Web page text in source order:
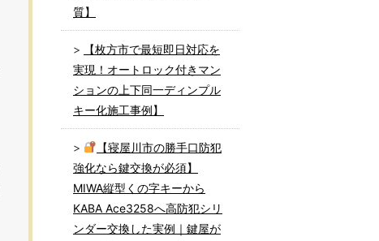
質】
【枚方市で最短即日対応を
実現！オートロック付きマン
ションの上下同一ディンプル
キー化施工事例】
【寝屋川市の勝手口防犯
強化なら鍵交換が必須】
MIWA縦型くの字キーから
KABA Ace3258へ高防犯シリ
ンダー交換した実例｜鍵屋が